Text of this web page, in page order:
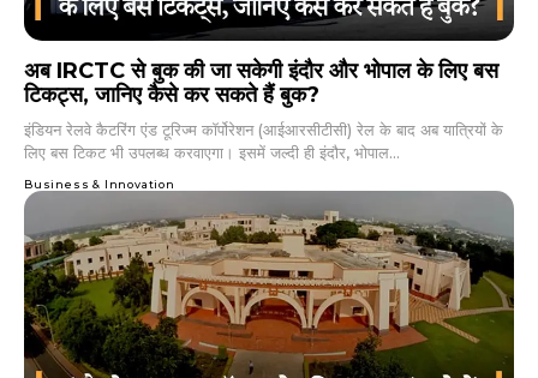
अब IRCTC से बुक की जा सकेगी इंदौर और भोपाल के लिए बस
टिकट्स, जानिए कैसे कर सकते हैं बुक?
इंडियन रेलवे कैटरिंग एंड टूरिज्म कॉर्पोरेशन (आईआरसीटीसी) रेल के बाद अब यात्रियों के
लिए बस टिकट भी उपलब्ध करवाएगा। इसमें जल्दी ही इंदौर, भोपाल...
Business & Innovation